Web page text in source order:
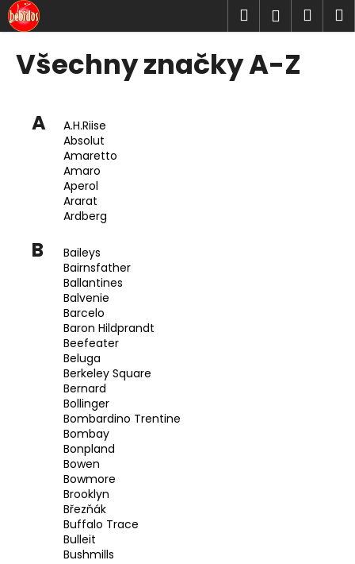
Přejít
na
obsah
Hledat
Všechny značky A-Z
A
A.H.Riise
Absolut
Amaretto
Amaro
Aperol
Ararat
Ardberg
B
Baileys
Bairnsfather
Ballantines
Balvenie
Barcelo
Baron Hildprandt
Beefeater
Beluga
Berkeley Square
Bernard
Bollinger
Bombardino Trentine
Bombay
Bonpland
Bowen
Bowmore
Brooklyn
Březňák
Buffalo Trace
Bulleit
Bushmills
K
o